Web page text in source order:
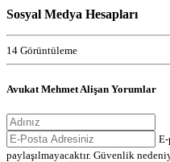
Sosyal Medya Hesapları
14 Görüntüleme
Avukat Mehmet Alişan Yorumlar
paylaşılmayacaktır. Güvenlik